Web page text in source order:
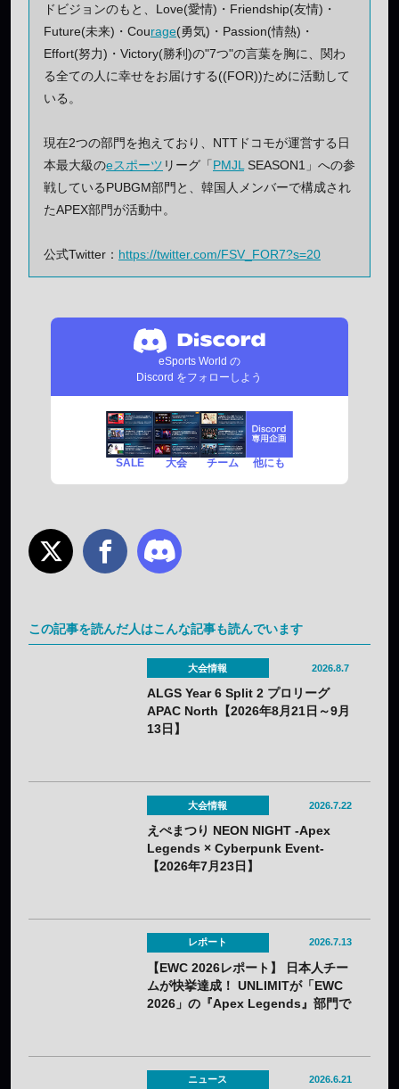
ドビジョンのもと、Love(愛情)・Friendship(友情)・
Future(未来)・Courage(勇気)・Passion(情熱)・
Effort(努力)・Victory(勝利)の"7つ"の言葉を胸に、関わ
る全ての人に幸せをお届けする((FOR))ために活動して
いる。
現在2つの部門を抱えており、NTTドコモが運営する日
本最大級のeスポーツ リーグ「PMJL SEASON1」への参
戦しているPUBGM部門と、韓国人メンバーで構成され
たAPEX部門が活動中。
公式Twitter： https://twitter.com/FSV_FOR7?s=20
eSports World の
Discord をフォローしよう
SALE 大会 チーム 他にも
この記事を読んだ人はこんな記事も読んでいます
大会情報 2026.8.7
ALGS Year 6 Split 2 プロリーグ
APAC North【2026年8月21日～9月
13日】
大会情報 2026.7.22
えぺまつり NEON NIGHT -Apex
Legends × Cyberpunk Event-
【2026年7月23日】
レポート 2026.7.13
【EWC 2026レポート】 日本人チー
ムが快挙達成！ UNLIMITが「EWC
2026」の『Apex Legends』部門で
ニュース 2026.6.21